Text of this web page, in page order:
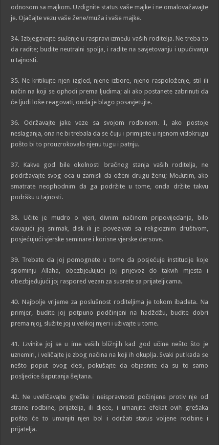
odnosom sa majkom. Uzdignite status vaše majke i ne omalovažavajte
je. Ojačajte vezu vaše žene/muža i vaše majke.
34. Izbjegavajte suđenje u raspravi između vaših roditelja. Ne treba to
da radite; budite neutralni spolja, i radite na savjetovanju i upućivanju
u tajnosti.
35. Ne kritikujte njen izgled, njene izbore, njeno raspoloženje, stil ili
način na koji se ophodi prema ljudima; ali ako postanete zabrinuti da
će ljudi loše reagovati, onda je blago posavjetujte.
36. Održavajte jake veze sa svojom rodbinom. I, ako postoje
neslaganja, ona ne bi trebala da se čuju i primijete u njenom vidokrugu
pošto bi to prouzrokovalo njenu tugu i patnju.
37. Kakve god bile okolnosti bračnog stanja vaših roditelja, ne
podržavajte svog oca u zamisli da oženi drugu ženu; Međutim, ako
smatrate neophodnim da ga podržite u tome, onda držite takvu
podršku u tajnosti.
38. Učite je mudro o vjeri, divnim načinom pripovijedanja, bilo
davajući joj snimak, disk ili je povezivati sa religioznim društvom,
posjećujući vjerske seminare i korisne vjerske dersove.
39. Trebate da joj pomognete u tome da posjećuje institucije koje
spominju Allaha, obezbjeđujući joj prijevoz do takvih mjesta i
obezbjeđujući joj raspored vezan za susrete sa prijateljicama.
40. Najbolje vrijeme za poslušnost roditeljima je tokom ibadeta. Na
primjer, budite joj potpuno podčinjeni na hadždžu, budite dobri
prema njoj, služite joj u velikoj mjeri i uživajte u tome.
41. Izvinite joj se u ime vaših bližnjih kad god učine nešto što je
uznemiri, i veličajte je zbog načina na koji ih okuplja. Svaki put kada se
nešto poput ovog desi, pokušajte da objasnite da su to samo
posljedice šaputanja šejtana.
42. Ne uveličavajte greške i neispravnosti počinjene protiv nje od
strane rodbine, prijatelja, ili djece, i umanjite efekat ovih grešaka
pošto će to umanjiti njen bol i održati status voljene rodbine i
prijatelja.